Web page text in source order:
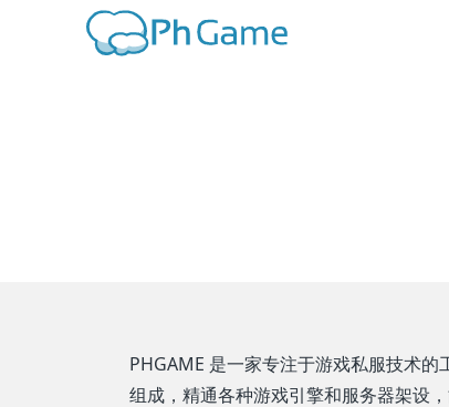
PHGAME 是一家专注于游戏私服技术
组成，精通各种游戏引擎和服务器架设